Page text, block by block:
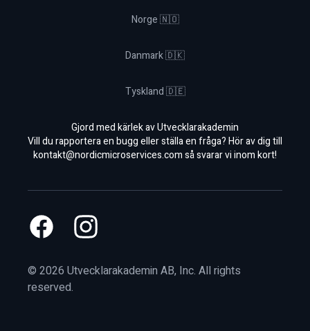
Norge 🇳🇴
Danmark 🇩🇰
Tyskland 🇩🇪
Gjord med kärlek av Utvecklarakademin
Vill du rapportera en bugg eller ställa en fråga? Hör av dig till
kontakt@nordicmicroservices.comså svarar vi inom kort!
FacebookInstagram
© 2026 Utvecklarakademin AB, Inc. All rights
reserved.